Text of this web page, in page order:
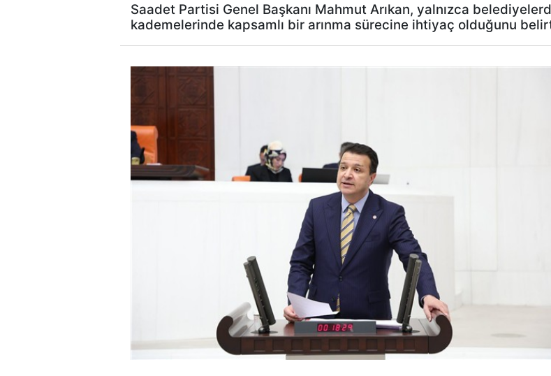
Saadet Partisi Genel Başkanı Mahmut Arıkan, yalnızca
kademelerinde kapsamlı bir arınma sürecine ihtiyaç olduğunu